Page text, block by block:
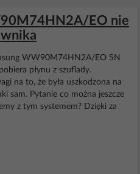
EO nie
WW90M74HN2A/EO SN
płynu z szuflady.
na to, że była uszkodzona na
sam. Pytanie co można jeszcze
z tym systemem? Dzięki za